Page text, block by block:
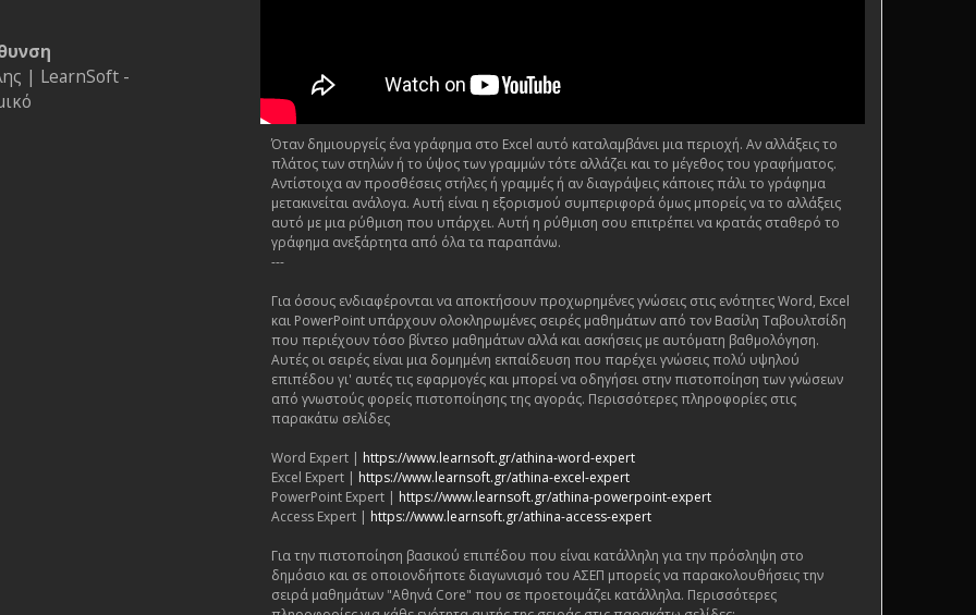
| LearnSoft -
Όταν δημιουργείς ένα γράφημα στο Excel αυτό καταλαμβάνει μια περιοχή. Αν αλλάξεις το
πλάτος των στηλών ή το ύψος των γραμμών τότε αλλάζει και το μέγεθος του γραφήματος.
Αντίστοιχα αν προσθέσεις στήλες ή γραμμές ή αν διαγράψεις κάποιες πάλι το γράφημα
μετακινείται ανάλογα. Αυτή είναι η εξορισμού συμπεριφορά όμως μπορείς να το αλλάξεις
αυτό με μια ρύθμιση που υπάρχει. Αυτή η ρύθμιση σου επιτρέπει να κρατάς σταθερό το
γράφημα ανεξάρτητα από όλα τα παραπάνω.
---
Για όσους ενδιαφέρονται να αποκτήσουν προχωρημένες γνώσεις στις ενότητες Word, Excel
και PowerPoint υπάρχουν ολοκληρωμένες σειρές μαθημάτων από τον Βασίλη Ταβουλτσίδη
που περιέχουν τόσο βίντεο μαθημάτων αλλά και ασκήσεις με αυτόματη βαθμολόγηση.
Αυτές οι σειρές είναι μια δομημένη εκπαίδευση που παρέχει γνώσεις πολύ υψηλού
επιπέδου γι' αυτές τις εφαρμογές και μπορεί να οδηγήσει στην πιστοποίηση των γνώσεων
από γνωστούς φορείς πιστοποίησης της αγοράς. Περισσότερες πληροφορίες στις
παρακάτω σελίδες
Word Expert | https://www.learnsoft.gr/athina-word-expert
Excel Expert | https://www.learnsoft.gr/athina-excel-expert
PowerPoint Expert | https://www.learnsoft.gr/athina-powerpoint-expert
Access Expert | https://www.learnsoft.gr/athina-access-expert
Για την πιστοποίηση βασικού επιπέδου που είναι κατάλληλη για την πρόσληψη στο
δημόσιο και σε οποιονδήποτε διαγωνισμό του ΑΣΕΠ μπορείς να παρακολουθήσεις την
σειρά μαθημάτων "Αθηνά Core" που σε προετοιμάζει κατάλληλα. Περισσότερες